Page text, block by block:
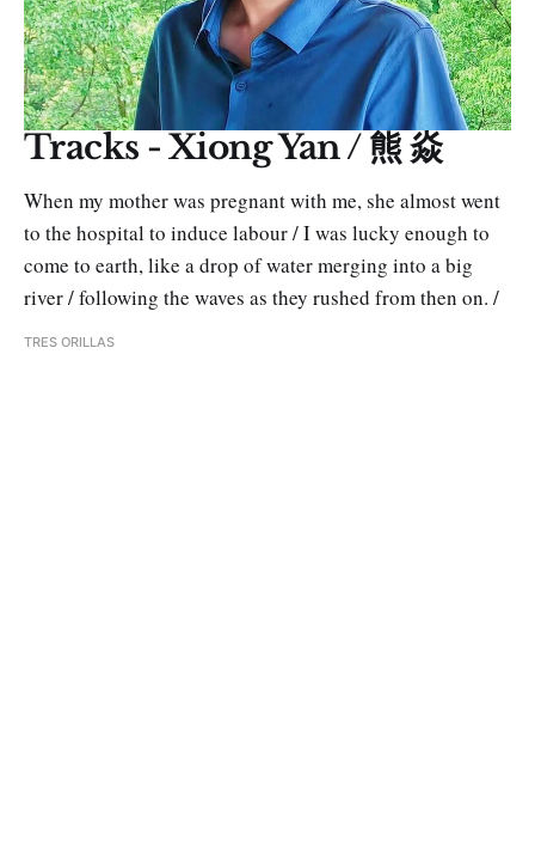
Tracks - Xiong Yan / 熊 焱
When my mother was pregnant with me, she almost went
to the hospital to induce labour / I was lucky enough to
come to earth, like a drop of water merging into a big
river / following the waves as they rushed from then on. /
TRES ORILLAS